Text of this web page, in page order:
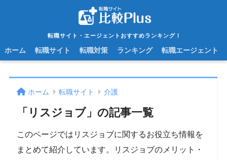
転職サイト・エージェントおすすめランキング！
ホーム 転職サイト 転職対策 ランキング 転職エージェント
ホーム 転職サイト 介護
「リスジョブ」の記事一覧
このページではリスジョブに関するお役立ち情報を
まとめて紹介しています。リスジョブのメリット・